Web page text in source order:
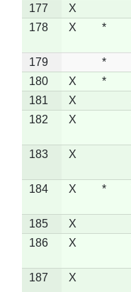
177
X
178
X *
179 *
180
X *
181
X
182
X
183 X
184 X *
185 X
186
X
187 X